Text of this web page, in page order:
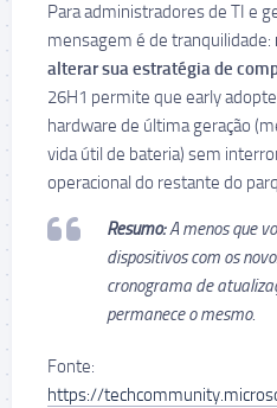
Para administradores de TI e
mensagem é de tranquilidade:
alterar sua estratégia de
26H1 permite que early
hardware de última geração
vida útil de bateria) sem
operacional do restante do
Resumo:A menos que
dispositivos com os
cronograma de
permanece o mesmo.
Fonte:
https://